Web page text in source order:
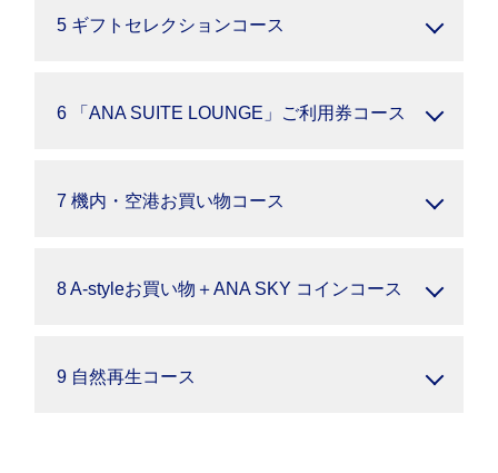
5 ギフトセレクションコース
6 「ANA SUITE LOUNGE」ご利用券コース
7 機内・空港お買い物コース
8 A-styleお買い物＋ANA SKY コインコース
9 自然再生コース